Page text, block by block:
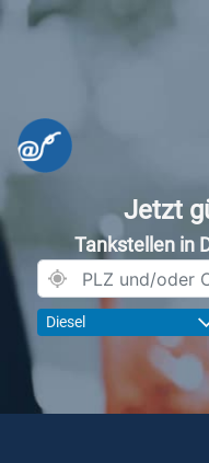
Jetzt
Tankstellen in
Diesel